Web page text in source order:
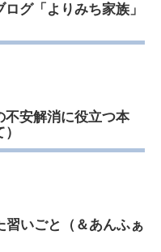
グ「よりみち家族」
不安解消に役立つ本
習いごと（＆あんふぁ